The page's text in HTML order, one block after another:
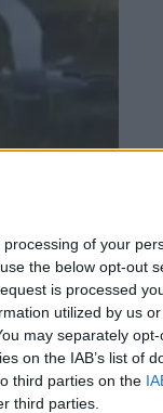
of your
the below opt-out
is processed
utilized by us
may separately
on the IAB’s list of
third parties on the
third parties.
όμως
είναι